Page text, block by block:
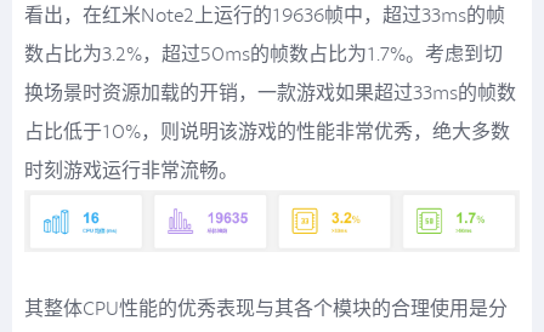
看出，在红米Note2上运行的19636帧中，超过33ms的帧
数占比为3.2%，超过50ms的帧数占比为1.7%。考虑到切
换场景时资源加载的开销，一款游戏如果超过33ms的帧数
占比低于10%，则说明该游戏的性能非常优秀，绝大多数
时刻游戏运行非常流畅。
其整体CPU性能的优秀表现与其各个模块的合理使用是分